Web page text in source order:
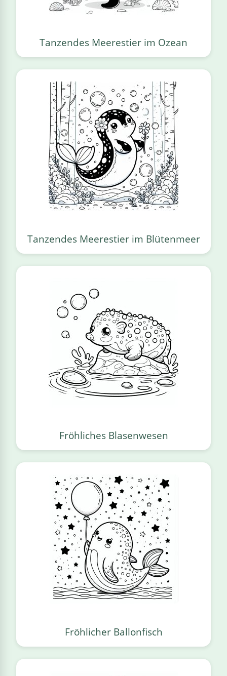
Tanzendes Meerestier im Ozean
Tanzendes Meerestier im Blütenmeer
Fröhliches Blasenwesen
Fröhlicher Ballonfisch